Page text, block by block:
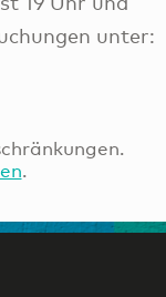
unter:
.